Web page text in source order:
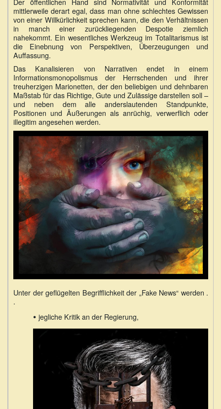
mittlerweile derart egal, dass man ohne schlechtes Gewissen
von einer Willkürlichkeit sprechen kann, die den Verhältnissen
in manch einer zurückliegenden Despotie ziemlich
nahekommt. Ein wesentliches Werkzeug im Totalitarismus ist
die Einebnung von Perspektiven, Überzeugungen und
Auffassung.
Das Kanalisieren von Narrativen endet in einem
Informationsmonopolismus der Herrschenden und ihrer
treuherzigen Marionetten, der den beliebigen und dehnbaren
Maßstab für das Richtige, Gute und Zulässige darstellen soll –
und neben dem alle anderslautenden Standpunkte,
Positionen und Äußerungen als anrüchig, verwerflich oder
illegitim angesehen werden.
Unter der geflügelten Begrifflichkeit der „Fake News“ werden .
.
• jegliche Kritik an der Regierung,